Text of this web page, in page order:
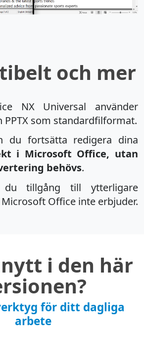
och mer
NX Universal använder
PPTX som standardfilformat.
du fortsätta redigera dina
i Microsoft Office, utan
behövs.
du tillgång till ytterligare
Office inte erbjuder.
i den här
för ditt dagliga
arbete